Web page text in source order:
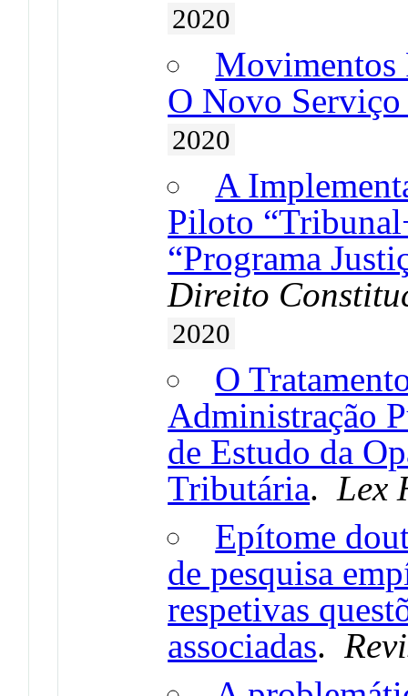
2020
Movimentos
O Novo
2020
A
Piloto
“Programa
Direito
2020
O
Administração
de Estudo da
Tributária.Lex
Epítome
de pesquisa
respetivas
associadas.